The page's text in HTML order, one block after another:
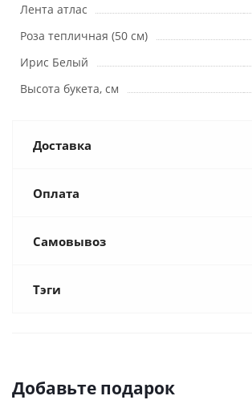
Лента атлас
Роза тепличная (50 см)
Ирис Белый
Высота букета, см
Доставка
Оплата
Самовывоз
Тэги
Добавьте подарок